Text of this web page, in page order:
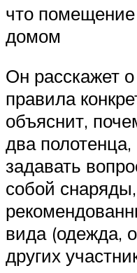
что
домом
Он расскажет
правила
объяснит,
два полотенца,
задавать
собой
вида (одежда,
других